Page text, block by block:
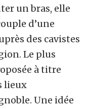
un bras, elle
d’une
des cavistes
Le plus
à titre
lieux
Une idée